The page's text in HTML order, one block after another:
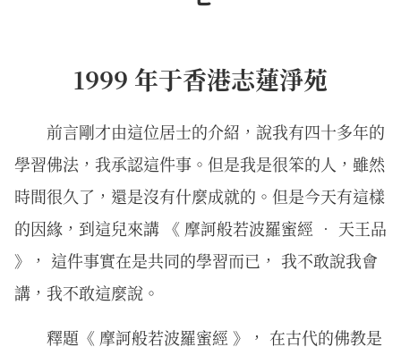
1999 年于香港志蓮淨苑
前言剛才由這位居士的介紹，說我有四十多年的
學習佛法，我承認這件事。但是我是很笨的人，雖然
時間很久了，還是沒有什麼成就的。但是今天有這樣
的因緣，到這兒來講 《 摩訶般若波羅蜜經 ． 天王品
》， 這件事實在是共同的學習而已， 我不敢說我會
講，我不敢這麼說。
釋題《 摩訶般若波羅蜜經 》， 在古代的佛教是